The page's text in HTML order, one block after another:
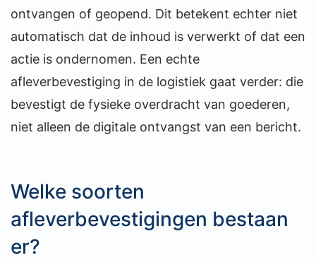
ontvangen of geopend. Dit betekent echter niet
automatisch dat de inhoud is verwerkt of dat een
actie is ondernomen. Een echte
afleverbevestiging in de logistiek gaat verder: die
bevestigt de fysieke overdracht van goederen,
niet alleen de digitale ontvangst van een bericht.
Welke soorten
afleverbevestigingen bestaan
er?